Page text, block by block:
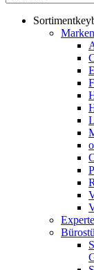
Sortiment